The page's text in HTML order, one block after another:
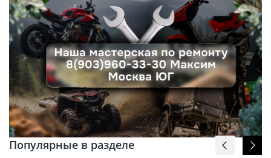
Популярные в разделе